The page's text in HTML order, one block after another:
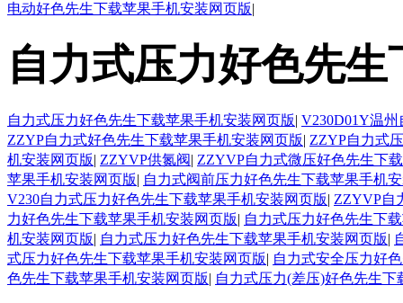
电动好色先生下载苹果手机安装网页版|
自力式压力好色先
自力式压力好色先生下载苹果手机安装网页版| V230D01Y温
ZZYP自力式好色先生下载苹果手机安装网页版| ZZYP自力式
机安装网页版| ZZYVP供氮阀| ZZYVP自力式微压好色先生下
苹果手机安装网页版| 自力式阀前压力好色先生下载苹果手机
V230自力式压力好色先生下载苹果手机安装网页版| ZZYVP自
力好色先生下载苹果手机安装网页版| 自力式压力好色先生下
机安装网页版| 自力式压力好色先生下载苹果手机安装网页版|
式压力好色先生下载苹果手机安装网页版| 自力式安全压力好
色先生下载苹果手机安装网页版| 自力式压力(差压)好色先生